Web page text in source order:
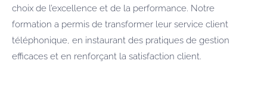
choix de l’excellence et de la performance. Notre
formation a permis de transformer leur service client
téléphonique, en instaurant des pratiques de gestion
efficaces et en renforçant la satisfaction client.